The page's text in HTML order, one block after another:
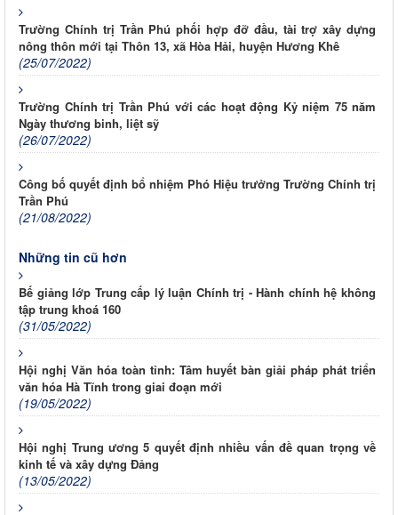
Trường Chính trị Trần Phú phối hợp đỡ đầu, tài trợ xây dựng
nông thôn mới tại Thôn 13, xã Hòa Hải, huyện Hương Khê
(25/07/2022)
Trường Chính trị Trần Phú với các hoạt động Kỷ niệm 75 năm
Ngày thương binh, liệt sỹ
(26/07/2022)
Công bố quyết định bổ nhiệm Phó Hiệu trưởng Trường Chính trị
Trần Phú
(21/08/2022)
Những tin cũ hơn
Bế giảng lớp Trung cấp lý luận Chính trị - Hành chính hệ không
tập trung khoá 160
(31/05/2022)
Hội nghị Văn hóa toàn tỉnh: Tâm huyết bàn giải pháp phát triển
văn hóa Hà Tĩnh trong giai đoạn mới
(19/05/2022)
Hội nghị Trung ương 5 quyết định nhiều vấn đề quan trọng về
kinh tế và xây dựng Đảng
(13/05/2022)